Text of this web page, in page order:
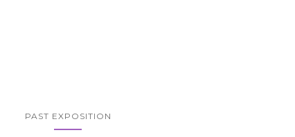
PAST EXPOSITION